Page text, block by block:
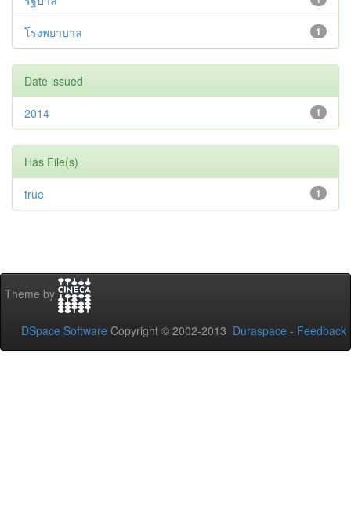
1
โรงพยาบาล
Date issued
1
2014
Has File(s)
1
true
Theme by
DSpace Software Copyright © 2002-2013 Duraspace - Feedback